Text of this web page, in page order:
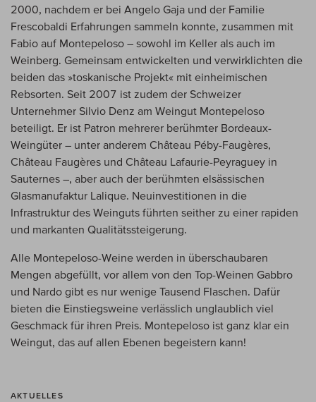
2000, nachdem er bei Angelo Gaja und der Familie
Frescobaldi Erfahrungen sammeln konnte, zusammen mit
Fabio auf Montepeloso – sowohl im Keller als auch im
Weinberg. Gemeinsam entwickelten und verwirklichten die
beiden das »toskanische Projekt« mit einheimischen
Rebsorten. Seit 2007 ist zudem der Schweizer
Unternehmer Silvio Denz am Weingut Montepeloso
beteiligt. Er ist Patron mehrerer berühmter Bordeaux-
Weingüter – unter anderem Château Péby-Faugères,
Château Faugères und Château Lafaurie-Peyraguey in
Sauternes –, aber auch der berühmten elsässischen
Glasmanufaktur Lalique. Neuinvestitionen in die
Infrastruktur des Weinguts führten seither zu einer rapiden
und markanten Qualitätssteigerung.
Alle Montepeloso-Weine werden in überschaubaren
Mengen abgefüllt, vor allem von den Top-Weinen Gabbro
und Nardo gibt es nur wenige Tausend Flaschen. Dafür
bieten die Einstiegsweine verlässlich unglaublich viel
Geschmack für ihren Preis. Montepeloso ist ganz klar ein
Weingut, das auf allen Ebenen begeistern kann!
AKTUELLES